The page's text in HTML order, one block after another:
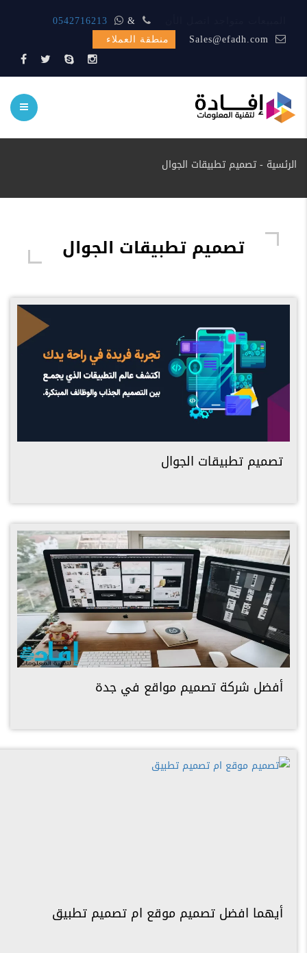
&
0542716213
منطقة العملاء
الرئسية -تصميم تطبيقات الجوال
تصميم تطبيقات الجوال
تصميم تطبيقات الجوال
أفضل شركة تصميم مواقع في جدة
أيهما افضل تصميم موقع ام تصميم تطبيق